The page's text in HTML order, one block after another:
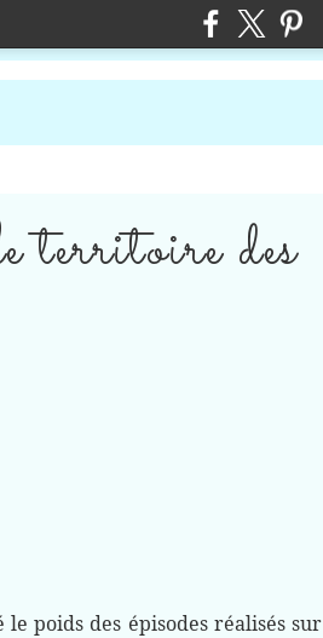
des
poids des épisodes réalisés sur